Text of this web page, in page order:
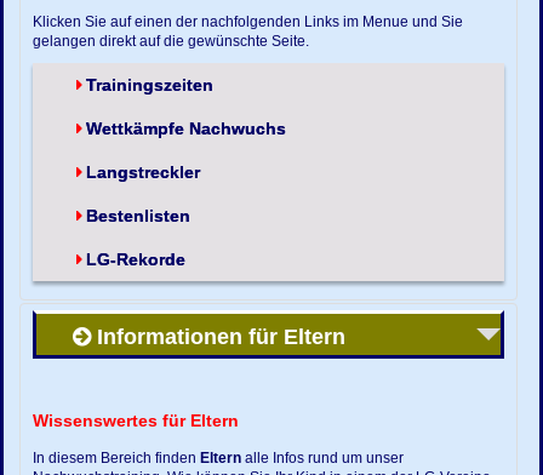
Klicken Sie auf einen der nachfolgenden Links im Menue und Sie
gelangen direkt auf die gewünschte Seite.
Trainingszeiten
Wettkämpfe Nachwuchs
Langstreckler
Bestenlisten
LG-Rekorde
Informationen für Eltern
Wissenswertes für Eltern
In diesem Bereich finden Eltern alle Infos rund um unser